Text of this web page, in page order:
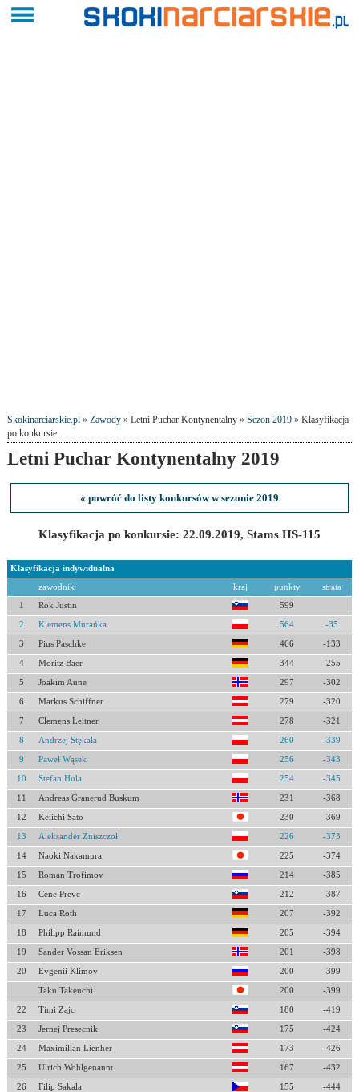
Skokinarciarskie.pl» Zawody» Letni Puchar Kontynentalny » Sezon 2019» Klasyfikacja
po konkursie
Letni Puchar Kontynentalny 2019
« powróć do listy konkursów w sezonie 2019
Klasyfikacja po konkursie: 22.09.2019, Stams HS-115
Klasyfikacja indywidualna
zawodnik kraj punkty strata
1 Rok Justin 599
2 Klemens Murańka 564 -35
3 Pius Paschke 466 -133
4 Moritz Baer 344 -255
5 Joakim Aune 297 -302
6 Markus Schiffner 279 -320
7 Clemens Leitner 278 -321
8 Andrzej Stękała 260 -339
9 Paweł Wąsek 256 -343
10 Stefan Hula 254 -345
11 Andreas Granerud Buskum 231 -368
12 Keiichi Sato 230 -369
13 Aleksander Zniszczoł 226 -373
14 Naoki Nakamura 225 -374
15 Roman Trofimov 214 -385
16 Cene Prevc 212 -387
17 Luca Roth 207 -392
18 Philipp Raimund 205 -394
19 Sander Vossan Eriksen 201 -398
20 Evgenii Klimov 200 -399
Taku Takeuchi 200 -399
22 Timi Zajc 180 -419
23 Jernej Presecnik 175 -424
24 Maximilian Lienher 173 -426
25 Ulrich Wohlgenannt 167 -432
26 Filip Sakala 155 -444